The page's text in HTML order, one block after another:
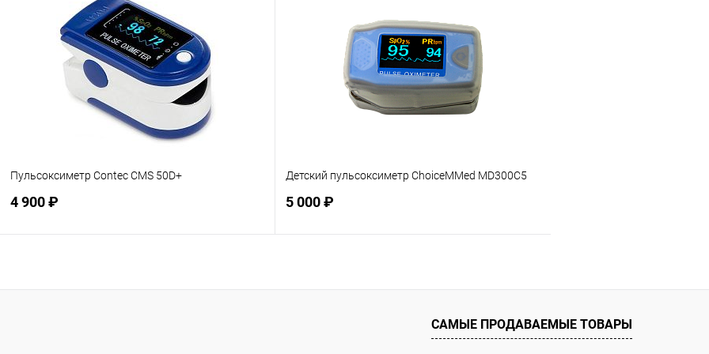
В избранное Недоступно В избранное Недоступно
Пульсоксиметр Contec CMS 50D+
4 900 ₽
Детский пульсоксиметр ChoiceMMed MD300C5
5 000 ₽
САМЫЕ ПРОДАВАЕМЫЕ ТОВАРЫ